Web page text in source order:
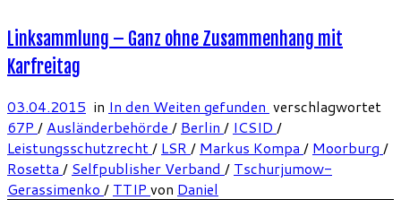
Linksammlung – Ganz ohne Zusammenhang mit
Karfreitag
03.04.2015 in In den Weiten gefunden verschlagwortet
67P / Ausländerbehörde / Berlin / ICSID /
Leistungsschutzrecht / LSR / Markus Kompa / Moorburg /
Rosetta / Selfpublisher Verband / Tschurjumow-
Gerassimenko / TTIP von Daniel